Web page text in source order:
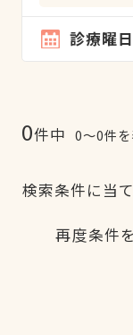
診療曜日
0件中 0〜0件
検索条件に当
再度条件